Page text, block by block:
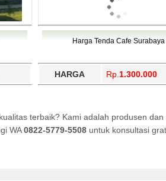
Harga Tenda Cafe Surabaya
HARGA Rp. 1.300.000
terbaik? Kami adalah produsen dan
WA0822-5779-5508untuk konsultasi